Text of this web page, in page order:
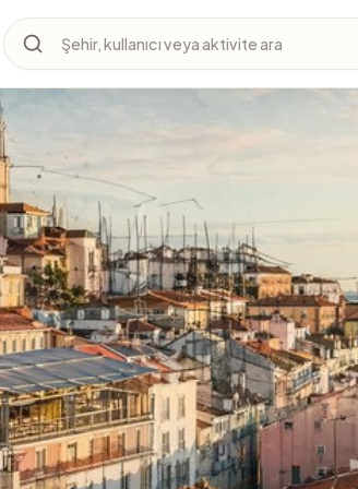
Şehir, kullanıcı veya aktivite ara